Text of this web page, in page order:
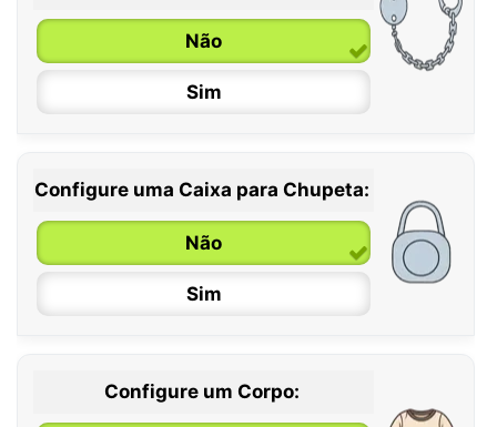
6 / 36 meses
Não
Sim
Configure uma Caixa para Chupeta:
Não
Sim
Configure um Corpo: